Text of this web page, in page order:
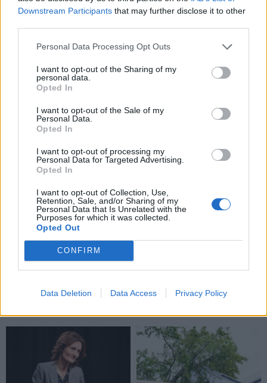
Downstream Participants that may further disclose it to other
Personal Data Processing Opt Outs
I want to opt-out of the Sharing of my
personal data.
Opted In
I want to opt-out of the Sale of my
Personal Data.
Opted In
I want to opt-out of processing my
Personal Data for Targeted Advertising.
Opted In
I want to opt-out of Collection, Use,
Retention, Sale, and/or Sharing of my
Personal Data that Is Unrelated with the
Purposes for which it was collected.
Opted Out
CONFIRM
Data Deletion Data Access Privacy Policy
This site is protected by
Privacy Policy
Terms of
Serviceapply.